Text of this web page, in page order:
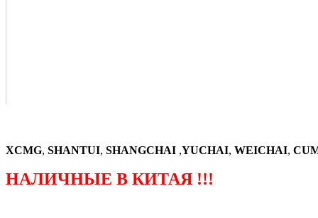
XCMG, SHANTUI, SHANGCHAI ,YUCHAI, WEICHAI,
НАЛИЧНЫЕ В КИТАЯ !!!